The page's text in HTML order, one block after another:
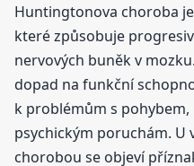
Huntingtonova choroba
které způsobuje
nervových buněk v
dopad na funkční
k problémům s
psychickým poruchám.
chorobou se objeví